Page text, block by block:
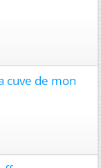
cuve de mon